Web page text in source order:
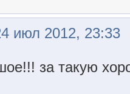
июл 2012, 23:33
за такую